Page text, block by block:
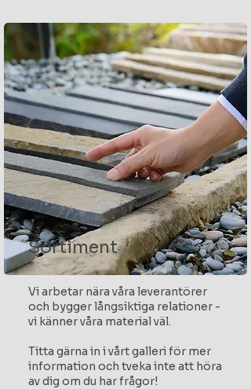
Sortiment
Vi arbetar nära våra leverantörer
och bygger långsiktiga relationer -
vi känner våra material väl.
Titta gärna in i vårt galleri för mer
information och tveka inte att höra
av dig om du har frågor!